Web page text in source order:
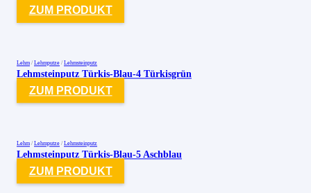
ZUM PRODUKT
Lehm / Lehmputze / Lehmsteinputz
Lehmsteinputz Türkis-Blau-4 Türkisgrün
ZUM PRODUKT
Lehm / Lehmputze / Lehmsteinputz
Lehmsteinputz Türkis-Blau-5 Aschblau
ZUM PRODUKT